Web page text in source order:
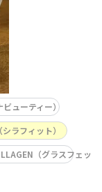
ューティー）
ラフィット）
（グラスフェッ